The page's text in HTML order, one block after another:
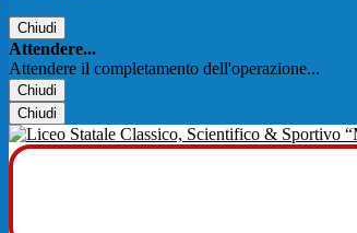
Chiudi
Attendere...
Attendere il completamento dell'operazione...
Chiudi
Chiudi